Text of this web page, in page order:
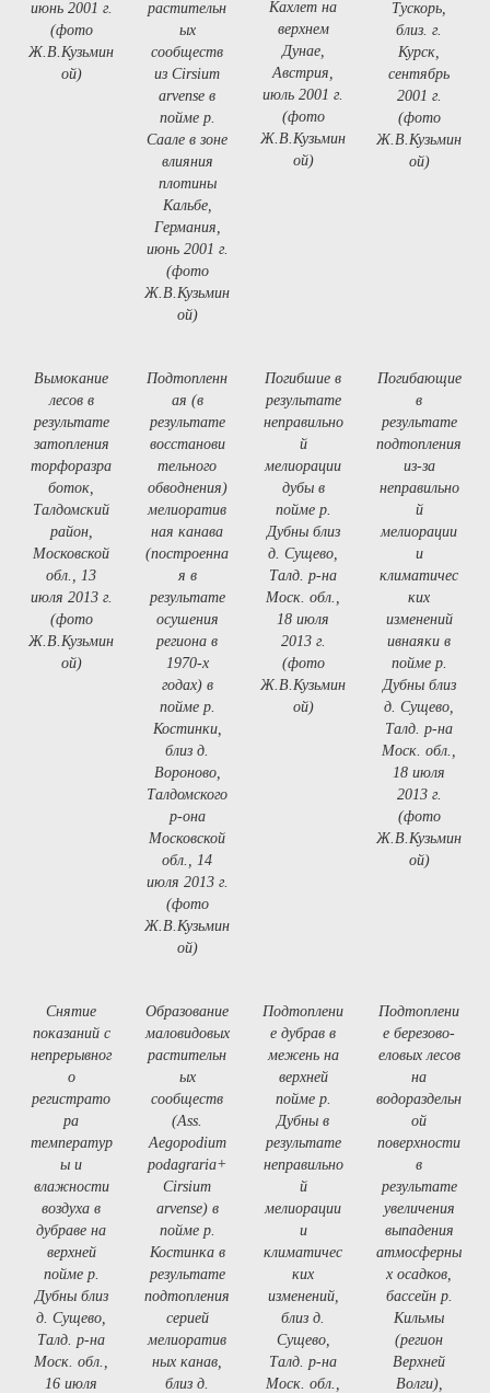
июнь 2001 г.
(фото
Ж.В.Кузьмин
ой)
растительн
ых
сообществ
из Cirsium
arvense в
пойме р.
Саале в зоне
влияния
плотины
Кальбе,
Германия,
июнь 2001 г.
(фото
Ж.В.Кузьмин
ой)
Кахлет на
верхнем
Дунае,
Австрия,
июль 2001 г.
(фото
Ж.В.Кузьмин
ой)
Тускорь,
близ. г.
Курск,
сентябрь
2001 г.
(фото
Ж.В.Кузьмин
ой)
Вымокание
лесов в
результате
затопления
торфоразра
боток,
Талдомский
район,
Московской
обл., 13
июля 2013 г.
(фото
Ж.В.Кузьмин
ой)
Подтопленн
ая (в
результате
восстанови
тельного
обводнения)
мелиоратив
ная канава
(построенна
я в
результате
осушения
региона в
1970-х
годах) в
пойме р.
Костинки,
близ д.
Вороново,
Талдомского
р-она
Московской
обл., 14
июля 2013 г.
(фото
Ж.В.Кузьмин
ой)
Погибшие в
результате
неправильно
й
мелиорации
дубы в
пойме р.
Дубны близ
д. Сущево,
Талд. р-на
Моск. обл.,
18 июля
2013 г.
(фото
Ж.В.Кузьмин
ой)
Погибающие
в
результате
подтопления
из-за
неправильно
й
мелиорации
и
климатичес
ких
изменений
ивнаяки в
пойме р.
Дубны близ
д. Сущево,
Талд. р-на
Моск. обл.,
18 июля
2013 г.
(фото
Ж.В.Кузьмин
ой)
Снятие
показаний с
непрерывног
о
регистрато
ра
температур
ы и
влажности
воздуха в
дубраве на
верхней
пойме р.
Дубны близ
д. Сущево,
Талд. р-на
Моск. обл.,
16 июля
Образование
маловидовых
растительн
ых
сообществ
(Ass.
Aegopodium
podagraria+
Cirsium
arvense) в
пойме р.
Костинка в
результате
подтопления
серией
мелиоратив
ных канав,
близ д.
Подтоплени
е дубрав в
межень на
верхней
пойме р.
Дубны в
результате
неправильно
й
мелиорации
и
климатичес
ких
изменений,
близ д.
Сущево,
Талд. р-на
Моск. обл.,
Подтоплени
е березово-
еловых лесов
на
водораздельн
ой
поверхности
в
результате
увеличения
выпадения
атмосферны
х осадков,
бассейн р.
Кильмы
(регион
Верхней
Волги),